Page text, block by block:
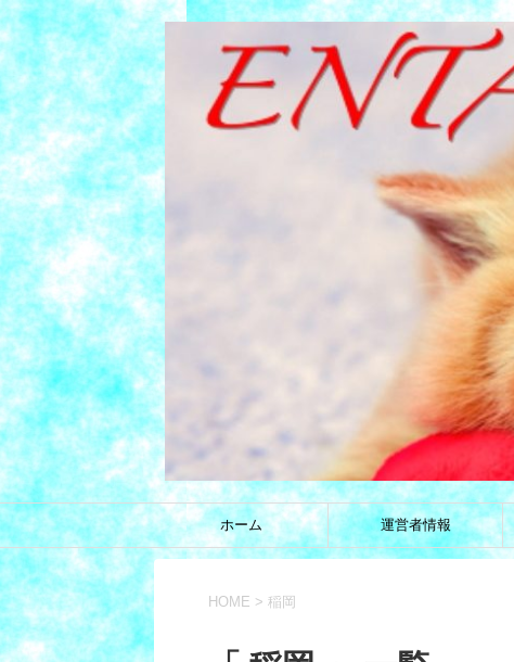
ホーム 運営者情報
HOME > 稲岡